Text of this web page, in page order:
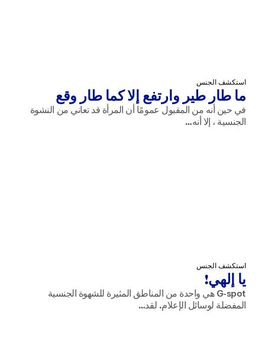
استكشف الجنس
ما طار طير وارتفع إلا كما طار وقع
في حين أنه من المقبول عمومًا أن المرأة قد تعاني من النشوة
الجنسية ، إلا أنه…
استكشف الجنس
يا إلهي!
G-spot هي واحدة من المناطق المثيرة للشهوة الجنسية
المفضلة لوسائل الإعلام. لقد…